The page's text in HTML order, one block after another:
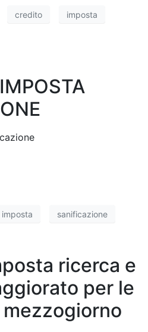
credito imposta
imposta sanificazione
ricerca e
per le